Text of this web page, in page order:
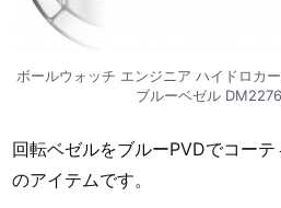
ボールウォッチ エンジニア ハイドロカ
ブルーベゼル
回転ベゼルをブルーPVDでコー
のアイテムです。